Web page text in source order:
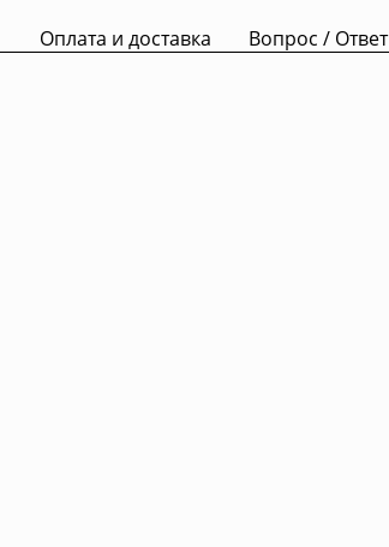
Оплата и доставка Вопрос / Ответ